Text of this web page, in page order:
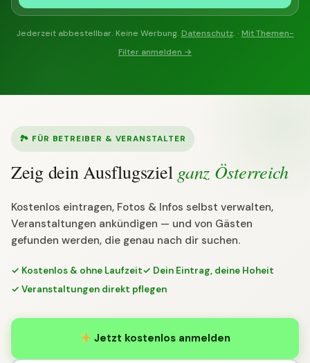
Jederzeit abbestellbar. Keine Werbung. Datenschutz. · Mit Themen-
Filter anmelden →
🏞 FÜR BETREIBER & VERANSTALTER
Zeig dein Ausflugsziel ganz Österreich
Kostenlos eintragen, Fotos & Infos selbst verwalten,
Veranstaltungen ankündigen — und von Gästen
gefunden werden, die genau nach dir suchen.
✓ Kostenlos & ohne Laufzeit✓ Dein Eintrag, deine Hoheit
✓ Veranstaltungen direkt pflegen
Jetzt kostenlos anmelden